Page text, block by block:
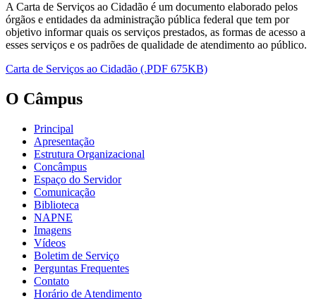
A Carta de Serviços ao Cidadão é um documento elaborado pelos
órgãos e entidades da administração pública federal que tem por
objetivo informar quais os serviços prestados, as formas de acesso a
esses serviços e os padrões de qualidade de atendimento ao público.
Carta de Serviços ao Cidadão (.PDF 675KB)
O Câmpus
Principal
Apresentação
Estrutura Organizacional
Concâmpus
Espaço do Servidor
Comunicação
Biblioteca
NAPNE
Imagens
Vídeos
Boletim de Serviço
Perguntas Frequentes
Contato
Horário de Atendimento